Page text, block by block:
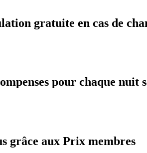
gratuite en cas de
pour chaque nuit
grâce aux Prix membres